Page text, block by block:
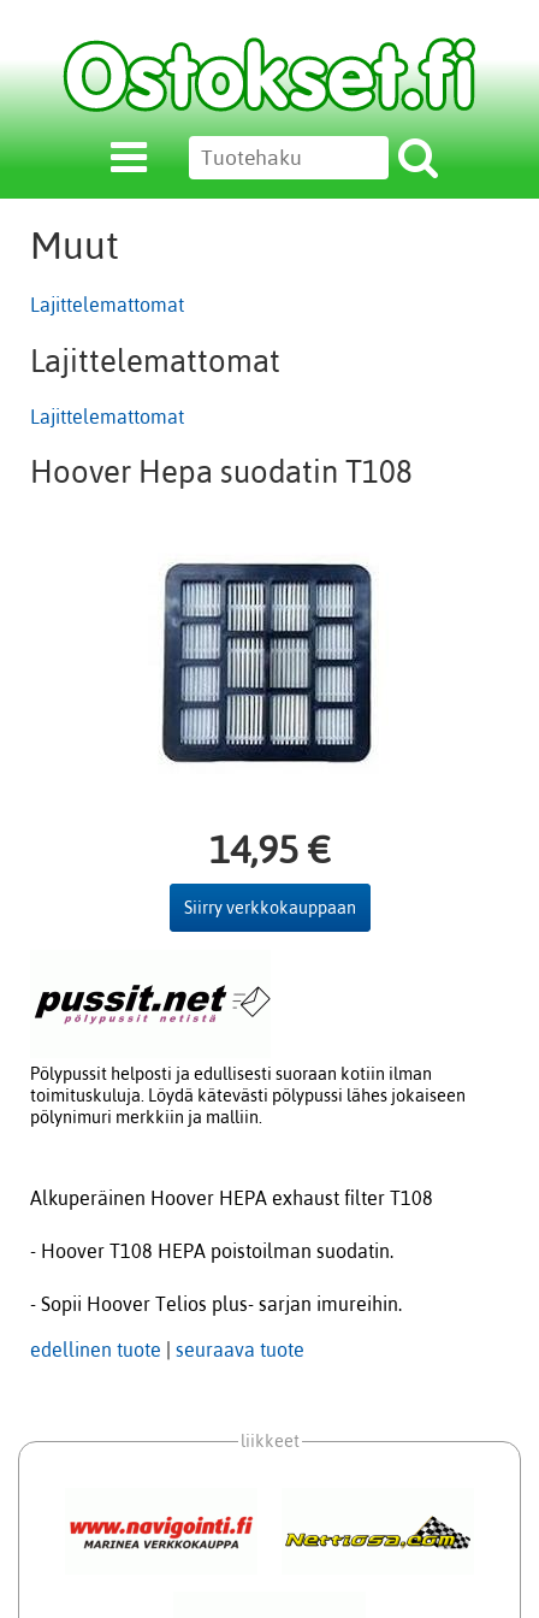
Muut
Lajittelemattomat
Lajittelemattomat
Lajittelemattomat
Hoover Hepa suodatin T108
14,95 €
Siirry verkkokauppaan
Pölypussit helposti ja edullisesti suoraan kotiin ilman
toimituskuluja. Löydä kätevästi pölypussi lähes jokaiseen
pölynimuri merkkiin ja malliin.
Alkuperäinen Hoover HEPA exhaust filter T108
- Hoover T108 HEPA poistoilman suodatin.
- Sopii Hoover Telios plus- sarjan imureihin.
edellinen tuote seuraava tuote
liikkeet